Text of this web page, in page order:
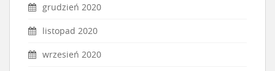
grudzień 2020
listopad 2020
wrzesień 2020